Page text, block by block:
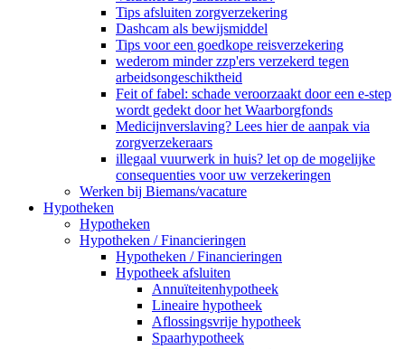
Tips afsluiten zorgverzekering
Dashcam als bewijsmiddel
Tips voor een goedkope reisverzekering
wederom minder zzp'ers verzekerd tegen
arbeidsongeschiktheid
Feit of fabel: schade veroorzaakt door een e-step
wordt gedekt door het Waarborgfonds
Medicijnverslaving? Lees hier de aanpak via
zorgverzekeraars
illegaal vuurwerk in huis? let op de mogelijke
consequenties voor uw verzekeringen
Werken bij Biemans/vacature
Hypotheken
Hypotheken
Hypotheken / Financieringen
Hypotheken / Financieringen
Hypotheek afsluiten
Annuïteitenhypotheek
Lineaire hypotheek
Aflossingsvrije hypotheek
Spaarhypotheek